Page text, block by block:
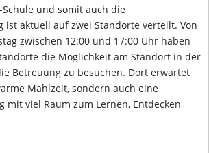
und somit auch die
ist aktuell auf zwei Standorte verteilt. Von
zwischen 12:00 und 17:00 Uhr haben
die Möglichkeit am Standort in der
Betreuung zu besuchen. Dort erwartet
Mahlzeit, sondern auch eine
mit viel Raum zum Lernen, Entdecken